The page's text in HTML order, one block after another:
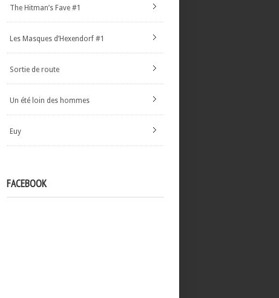
The Hitman’s Fave #1
Les Masques d’Hexendorf #1
Sortie de route
Un été loin des hommes
Euy
FACEBOOK